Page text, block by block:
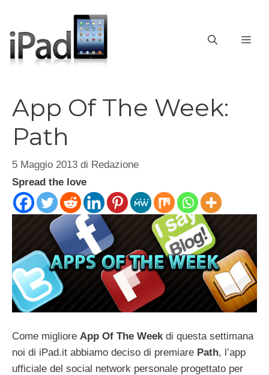
contenuto
App Of The Week:
Path
5 Maggio 2013 di Redazione
Spread the love
Come migliore App Of The Weekdi questa settimana
noi di iPad.it abbiamo deciso di premiare Path, l’app
ufficiale del social network personale progettato per